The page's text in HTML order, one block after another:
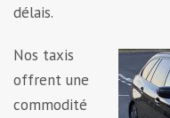
délais.
Nos taxis
offrent une
commodité